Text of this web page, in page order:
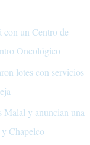
con un Centro de
Oncológico
lotes con servicios
Malal y anuncian una
Chapelco